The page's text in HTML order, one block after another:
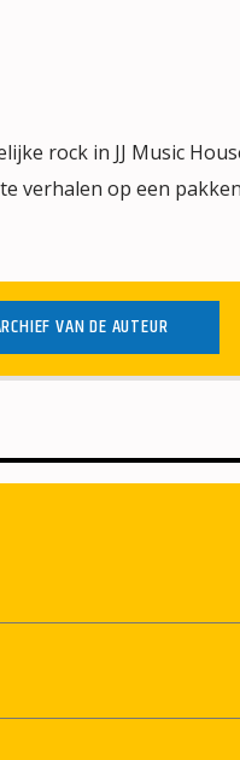
rock in JJ Music
verhalen op een
VAN DE AUTEUR